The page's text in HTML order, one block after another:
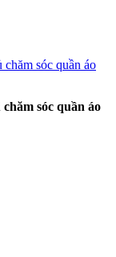
sóc quần áo